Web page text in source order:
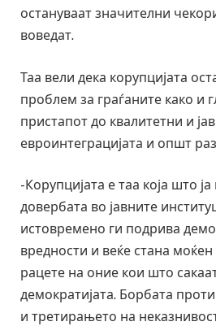
остануваат значителни
воведат.
Таа вели дека корупцијата
проблем за граѓаните како и
пристапот до квалитетни и
евроинтеграцијата и општ
-Корупцијата е таа која што
довербата во јавните
истовремено ги подрива
вредности и веќе стана
рацете на оние кои што
демократијата. Борбата
и третирањето на